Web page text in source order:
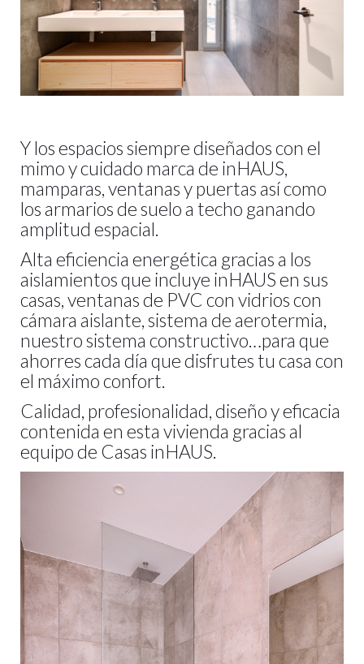
Y los espacios siempre diseñados con el
mimo y cuidado marca de inHAUS,
mamparas, ventanas y puertas así como
los armarios de suelo a techo ganando
amplitud espacial.
Alta eficiencia energética gracias a los
aislamientos que incluye inHAUS en sus
casas, ventanas de PVC con vidrios con
cámara aislante, sistema de aerotermia,
nuestro sistema constructivo…para que
ahorres cada día que disfrutes tu casa con
el máximo confort.
Calidad, profesionalidad, diseño y eficacia
contenida en esta vivienda gracias al
equipo de Casas inHAUS.